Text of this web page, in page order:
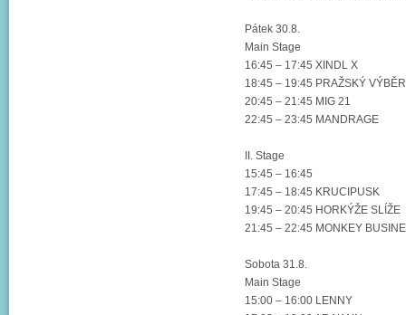
Pátek 30.8.
Main Stage
16:45 – 17:45 XINDL X
18:45 – 19:45 PRAŽSKÝ VÝBĚR
20:45 – 21:45 MIG 21
22:45 – 23:45 MANDRAGE
II. Stage
15:45 – 16:45
17:45 – 18:45 KRUCIPUSK
19:45 – 20:45 HORKÝŽE SLÍŽE
21:45 – 22:45 MONKEY
Sobota 31.8.
Main Stage
15:00 – 16:00 LENNY